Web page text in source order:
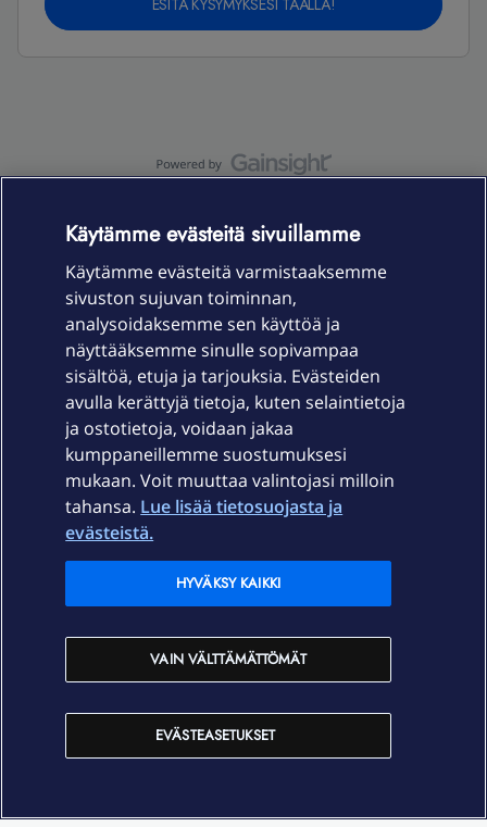
ESITÄ KYSYMYKSESI TÄÄLLÄ!
Laitteet & liittymät
Palvelut
Ajankohtaista
Elisa Oyj
In English
Käytämme evästeitä sivuillamme
Käytämme evästeitä varmistaaksemme
sivuston sujuvan toiminnan,
analysoidaksemme sen käyttöä ja
näyttääksemme sinulle sopivampaa
sisältöä, etuja ja tarjouksia. Evästeiden
avulla kerättyjä tietoja, kuten selaintietoja
ja ostotietoja, voidaan jakaa
kumppaneillemme suostumuksesi
mukaan. Voit muuttaa valintojasi milloin
tahansa. Lue lisää tietosuojasta ja
evästeistä.
EVÄSTEASETUKSET
VAIN VÄLTTÄMÄTTÖMÄT
HYVÄKSY KAIKKI